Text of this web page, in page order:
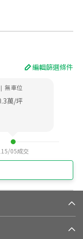
編輯篩選條件
| 無車位
萬/坪
05成交